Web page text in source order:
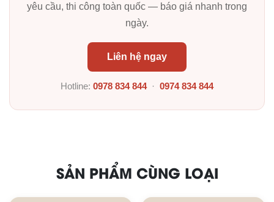
yêu cầu, thi công toàn quốc — báo giá nhanh trong
ngày.
Liên hệ ngay
Hotline: 0978 834 844· 0974 834 844
SẢN PHẨM CÙNG LOẠI